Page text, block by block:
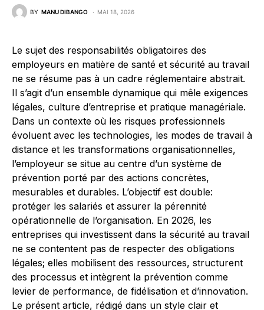
BY MANU DIBANGO MAI 18, 2026
Le sujet des responsabilités obligatoires des
employeurs en matière de santé et sécurité au travail
ne se résume pas à un cadre réglementaire abstrait.
Il s’agit d’un ensemble dynamique qui mêle exigences
légales, culture d’entreprise et pratique managériale.
Dans un contexte où les risques professionnels
évoluent avec les technologies, les modes de travail à
distance et les transformations organisationnelles,
l’employeur se situe au centre d’un système de
prévention porté par des actions concrètes,
mesurables et durables. L’objectif est double:
protéger les salariés et assurer la pérennité
opérationnelle de l’organisation. En 2026, les
entreprises qui investissent dans la sécurité au travail
ne se contentent pas de respecter des obligations
légales; elles mobilisent des ressources, structurent
des processus et intègrent la prévention comme
levier de performance, de fidélisation et d’innovation.
Le présent article, rédigé dans un style clair et